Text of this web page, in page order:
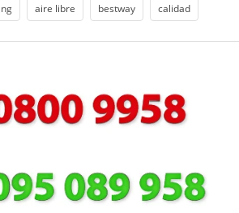
aire libre bestway calidad